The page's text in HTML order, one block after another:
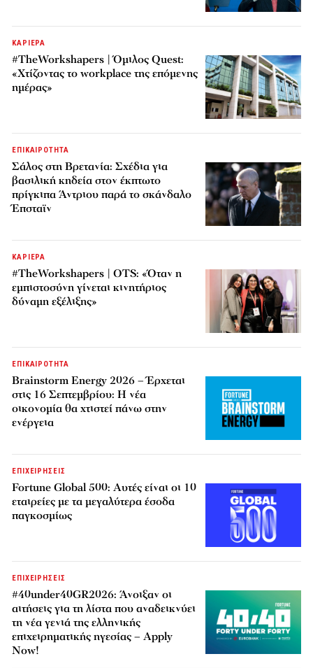
ΚΑΡΙΕΡΑ
#TheWorkshapers | Όμιλος Quest:
«Χτίζοντας το workplace της επόμενης
ημέρας»
ΕΠΙΚΑΙΡΟΤΗΤΑ
Σάλος στη Βρετανία: Σχέδια για
βασιλική κηδεία στον έκπτωτο
πρίγκιπα Άντριου παρά το σκάνδαλο
Έπσταϊν
ΚΑΡΙΕΡΑ
#TheWorkshapers | OTS: «Όταν η
εμπιστοσύνη γίνεται κινητήριος
δύναμη εξέλιξης»
ΕΠΙΚΑΙΡΟΤΗΤΑ
Brainstorm Energy 2026 – Έρχεται
στις 16 Σεπτεμβρίου: Η νέα
οικονομία θα χτιστεί πάνω στην
ενέργεια
ΕΠΙΧΕΙΡΗΣΕΙΣ
Fortune Global 500: Αυτές είναι οι 10
εταιρείες με τα μεγαλύτερα έσοδα
παγκοσμίως
ΕΠΙΧΕΙΡΗΣΕΙΣ
#40under40GR2026: Άνοιξαν οι
αιτήσεις για τη λίστα που αναδεικνύει
τη νέα γενιά της ελληνικής
επιχειρηματικής ηγεσίας – Apply
Now!